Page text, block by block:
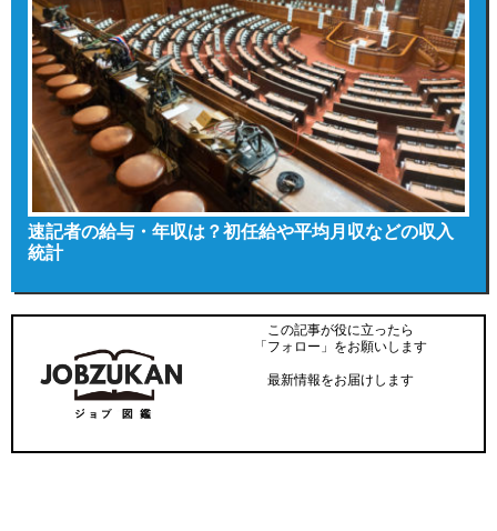
速記者の給与・年収は？初任給や平均月収などの収入
統計
この記事が役に立ったら
「フォロー」をお願いします
最新情報をお届けします